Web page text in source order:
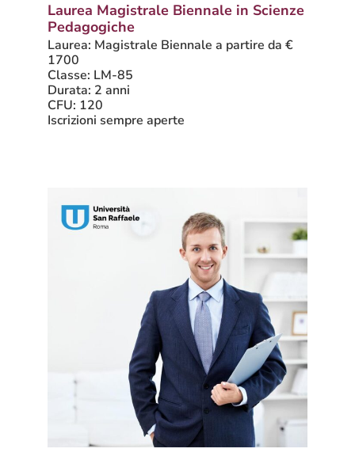
Laurea Magistrale Biennale in Scienze
Pedagogiche
Laurea: Magistrale Biennale a partire da €
1700
Classe: LM-85
Durata: 2 anni
CFU: 120
Iscrizioni sempre aperte